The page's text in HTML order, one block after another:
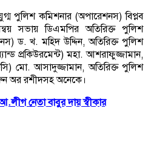
পুলিশ কমিশনার (অপারেশনস) বিপ্লব
সভায় ডিএমপির অতিরিক্ত পুলিশ
ড. খ. মহিদ উদ্দিন, অতিরিক্ত পুলিশ
প্রকিউরমেন্ট) মহা. আশরাফুজ্জামান,
মো. আসাদুজ্জামান, অতিরিক্ত পুলিশ
অর রশীদসহ অনেকে।
নেতা বাবুর দায় স্বীকার